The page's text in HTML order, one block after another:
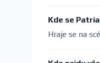
Kde se
Hraje se na